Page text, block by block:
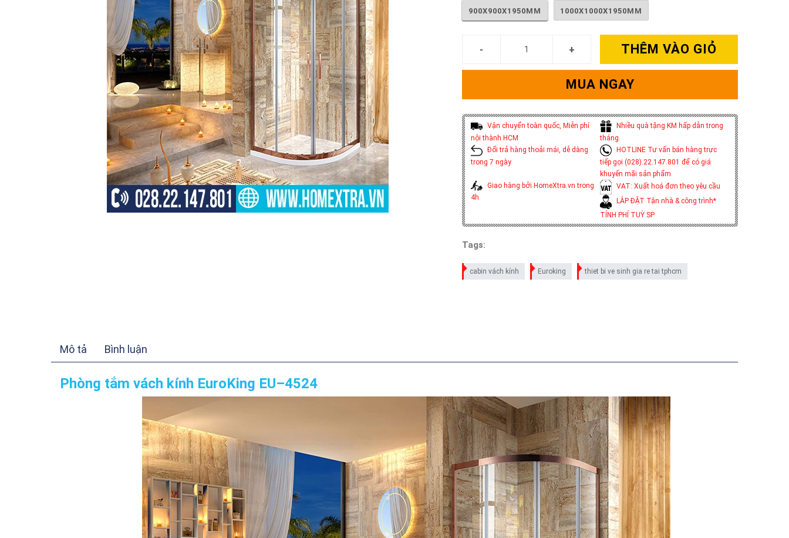
900X900X1950MM 1000X1000X1950MM
THÊM VÀO GIỎ
MUA NGAY
Vận chuyển toàn quốc, Miễn phí
nội thành HCM
Nhiều quà tặng KM hấp dẫn trong
tháng.
Đổi trả hàng thoải mái, dễ dàng
trong 7 ngày
HOTLINE Tư vấn bán hàng trực
tiếp gọi (028).22.147.801 để có giá
khuyến mãi sản phẩm
Giao hàng bởi HomeXtra.vn trong
4h
VAT: Xuất hoá đơn theo yêu cầu
LẮP ĐẶT Tận nhà & công trình*
TÍNH PHÍ TUỲ SP
Tags:
cabin vách kính Euroking thiet bi ve sinh gia re tai tphcm
Mô tả Bình luận
Phòng tắm vách kính EuroKing EU–4524